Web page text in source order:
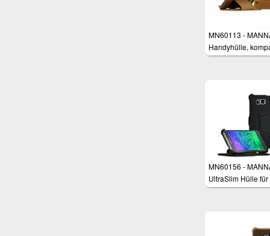
MN60113 -
Handyhülle,
mit Samsung
Schutzhülle für
Aufstellbar, Nubuk
Leder Braun
MN60156 -
UltraSlim Hülle für
Samsung Galaxy